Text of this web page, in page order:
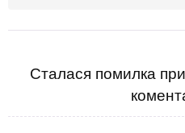
Сталася помилка